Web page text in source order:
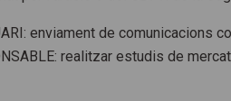
enviament de comunicacions
realitzar estudis de